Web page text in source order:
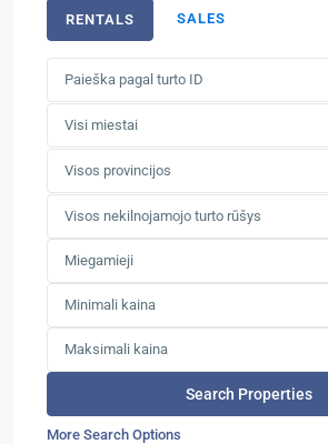
RENTALS SALES
Visi miestai
Visos provincijos
Visos nekilnojamojo turto rūšys
More Search Options